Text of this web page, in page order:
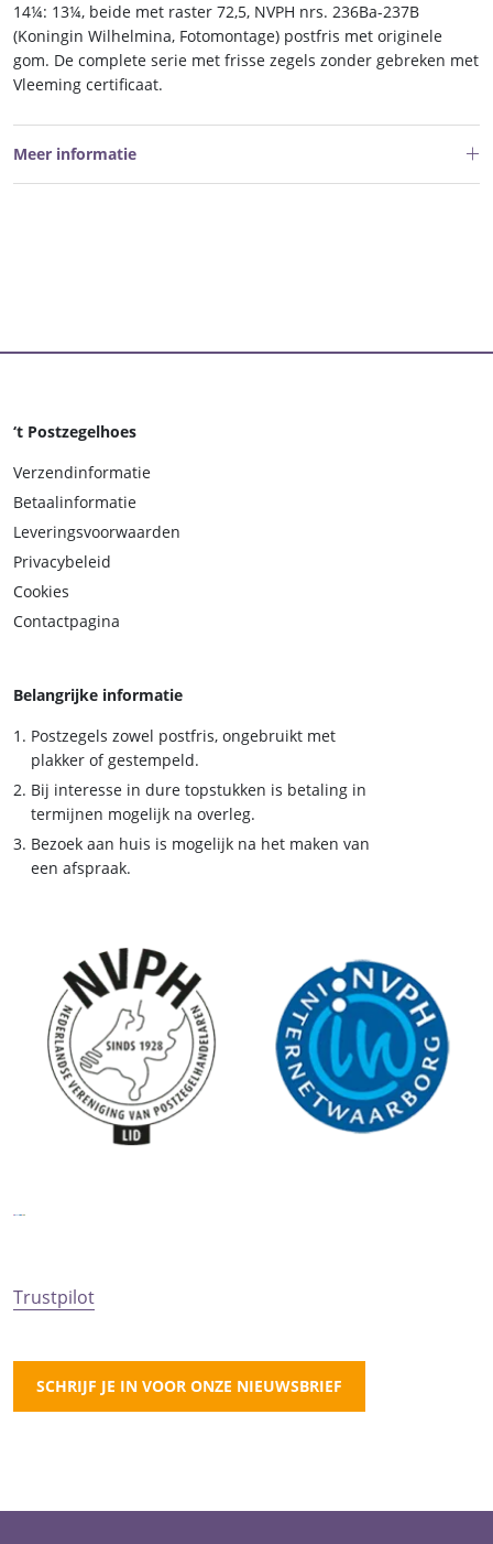
14¼: 13¼, beide met raster 72,5, NVPH nrs. 236Ba-237B
(Koningin Wilhelmina, Fotomontage) postfris met originele
gom. De complete serie met frisse zegels zonder gebreken met
Vleeming certificaat.
Meer informatie
‘t Postzegelhoes
Verzendinformatie
Betaalinformatie
Leveringsvoorwaarden
Privacybeleid
Cookies
Contactpagina
Belangrijke informatie
Postzegels zowel postfris, ongebruikt met
plakker of gestempeld.
Bij interesse in dure topstukken is betaling in
termijnen mogelijk na overleg.
Bezoek aan huis is mogelijk na het maken van
een afspraak.
Trustpilot
SCHRIJF JE IN VOOR ONZE NIEUWSBRIEF